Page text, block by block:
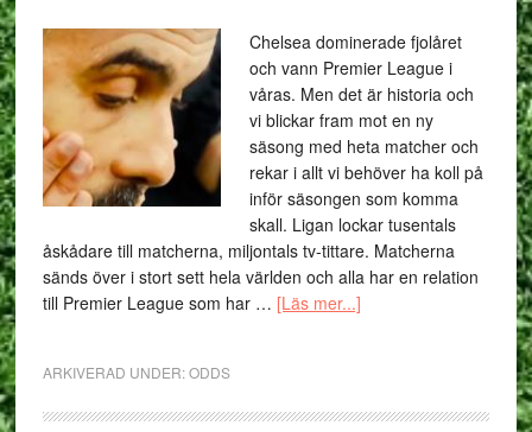
Chelsea dominerade fjolåret
och vann Premier League i
våras. Men det är historia och
vi blickar fram mot en ny
säsong med heta matcher och
rekar i allt vi behöver ha koll på
inför säsongen som komma
skall. Ligan lockar tusentals
åskådare till matcherna, miljontals tv-tittare. Matcherna
sänds över i stort sett hela världen och alla har en relation
till Premier League som har … [Läs mer...]
ARKIVERAD UNDER:ODDS